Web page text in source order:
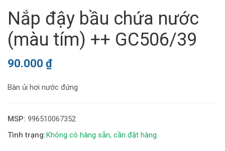
Nắp đậy bầu chứa nước
(màu tím) ++ GC506/39
90.000 ₫
Bàn ủi hơi nước đứng
MSP: 996510067352
Không có hàng sẵn, cần đặt hàng